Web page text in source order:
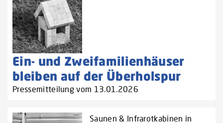
Ein- und Zweifamilienhäuser
bleiben auf der Überholspur
Pressemitteilung vom 13.01.2026
Saunen & Infrarotkabinen in